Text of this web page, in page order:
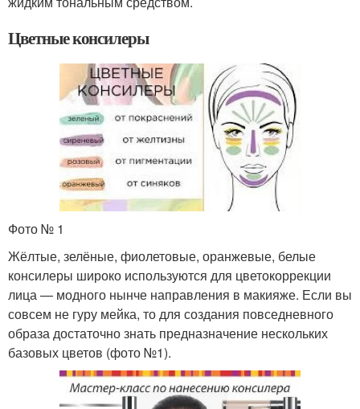
Цветные консилеры
Фото № 1
Жёлтые, зелёные, фиолетовые, оранжевые, белые
консилеры широко используются для цветокоррекции
лица — модного нынче направления в макияже. Если вы
совсем не гуру мейка, то для создания повседневного
образа достаточно знать предназначение нескольких
базовых цветов (фото №1).